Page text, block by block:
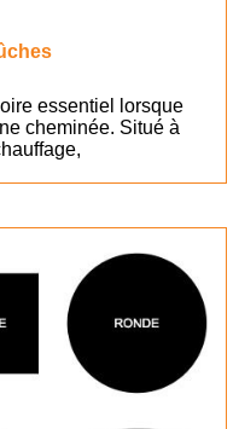
essentiel lorsque
cheminée. Situé à